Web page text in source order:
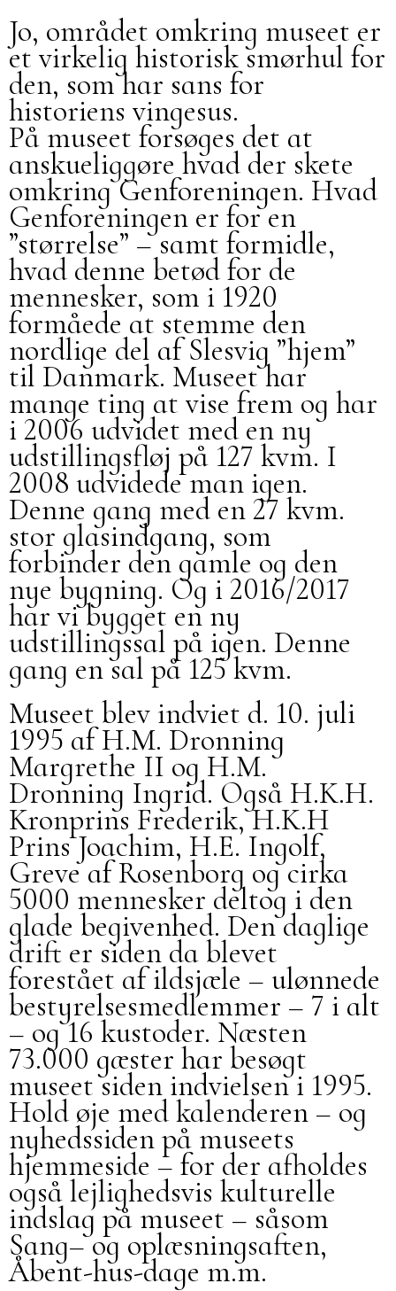
Jo, området omkring museet er
et virkelig historisk smørhul for
den, som har sans for
historiens vingesus.
På museet forsøges det at
anskueliggøre hvad der skete
omkring Genforeningen. Hvad
Genforeningen er for en
”størrelse” – samt formidle,
hvad denne betød for de
mennesker, som i 1920
formåede at stemme den
nordlige del af Slesvig ”hjem”
til Danmark. Museet har
mange ting at vise frem og har
i 2006 udvidet med en ny
udstillingsfløj på 127 kvm. I
2008 udvidede man igen.
Denne gang med en 27 kvm.
stor glasindgang, som
forbinder den gamle og den
nye bygning. Og i 2016/2017
har vi bygget en ny
udstillingssal på igen. Denne
gang en sal på 125 kvm.
Museet blev indviet d. 10. juli
1995 af H.M. Dronning
Margrethe II og H.M.
Dronning Ingrid. Også H.K.H.
Kronprins Frederik, H.K.H
Prins Joachim, H.E. Ingolf,
Greve af Rosenborg og cirka
5000 mennesker deltog i den
glade begivenhed. Den daglige
drift er siden da blevet
forestået af ildsjæle – ulønnede
bestyrelsesmedlemmer – 7 i alt
– og 16 kustoder. Næsten
73.000 gæster har besøgt
museet siden indvielsen i 1995.
Hold øje med kalenderen – og
nyhedssiden på museets
hjemmeside – for der afholdes
også lejlighedsvis kulturelle
indslag på museet – såsom
Sang– og oplæsningsaften,
Åbent-hus-dage m.m.